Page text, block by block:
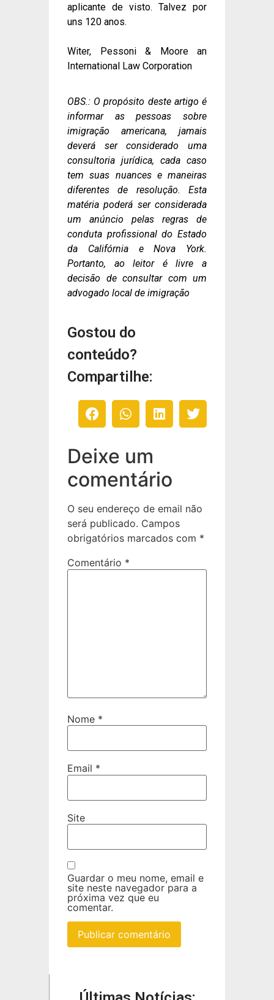
aplicante de visto. Talvez por
uns 120 anos.
Witer, Pessoni & Moore an
International Law Corporation
OBS.: O propósito deste artigo é
informar as pessoas sobre
imigração americana, jamais
deverá ser considerado uma
consultoria jurídica, cada caso
tem suas nuances e maneiras
diferentes de resolução. Esta
matéria poderá ser considerada
um anúncio pelas regras de
conduta profissional do Estado
da Califórnia e Nova York.
Portanto, ao leitor é livre a
decisão de consultar com um
advogado local de imigração
Gostou do
conteúdo?
Compartilhe:
Deixe um
comentário
O seu endereço de email não
será publicado. Campos
obrigatórios marcados com *
Comentário *
Nome *
Email *
Site
Guardar o meu nome, email e
site neste navegador para a
próxima vez que eu
comentar.